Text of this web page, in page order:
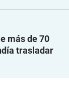
más de 70
trasladar